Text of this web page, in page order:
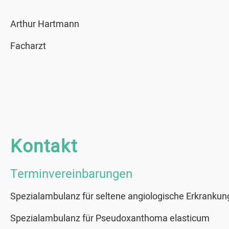
Arthur Hartmann
Facharzt
Kontakt
Terminvereinbarungen
Spezialambulanz für seltene angiologische
Spezialambulanz für Pseudoxanthoma elasticum